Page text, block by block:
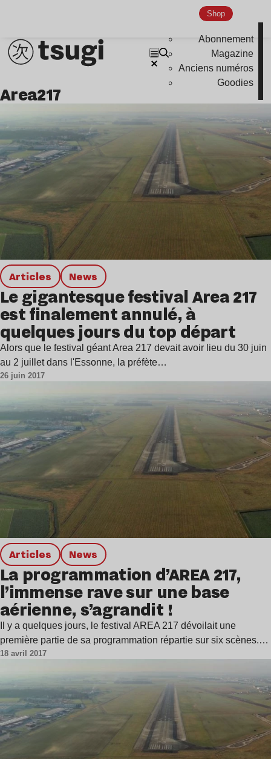
Shop
Abonnement
Magazine
Anciens numéros
Goodies
area217
Articles news
Le gigantesque festival Area 217
est finalement annulé, à
quelques jours du top départ
Alors que le festival géant Area 217 devait avoir lieu du 30 juin
au 2 juillet dans l'Essonne, la préfète…
26 juin 2017
Articles news
La programmation d’AREA 217,
l’immense rave sur une base
aérienne, s’agrandit !
Il y a quelques jours, le festival AREA 217 dévoilait une
première partie de sa programmation répartie sur six scènes.…
18 avril 2017